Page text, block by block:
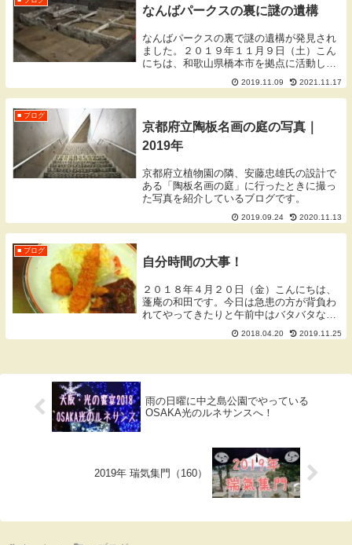
なんばパークスの裏に謎の遺構
なんばパークスの裏で謎の遺構が発見され
ました。２０１９年１１月９日（土）こん
にちは、和歌山県橋本市を拠点に活動して
おります蓬庵（よもぎあん）のワダです。
ブログをご覧いただきありがとうございま
す。謎の遺構なんばパークスの南からでて
2019.11.09 2021.11.17
■ ブログ
京都府立陶板名画の庭の写真｜
2019年
京都府立植物園の隣、安藤忠雄氏の設計で
ある「陶板名画の庭」に行ったときに撮っ
た写真を紹介しているブログです。
2019.09.24 2020.11.13
■ ブログ
自分時間の大事！
２０１８年４月２０日（金）こんにちは、
蓬庵の和田です。今日は急患の方が背負わ
れてやってきたりと午前中はバタバタな日
だったのですが、夜はスムーズに終わった
ので少し早く施術所を出ることができまし
2018.04.20 2019.11.25
雨の日曜に中之島公園でやっている
OSAKA光のルネサンスへ！
2019年 瑞気集門（160）